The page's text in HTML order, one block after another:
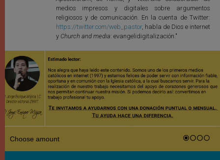
medios impresos y digitales sobre argumentos
religiosos y de comunicación. En la cuenta de Twitter:
https://twitter.com/web_pastor, habla de Dios e internet
y Church and media: evangelidigitalización."